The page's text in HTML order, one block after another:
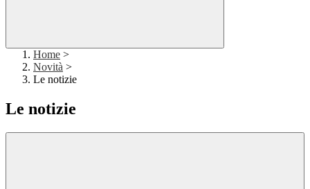
Home >
Novità >
Le notizie
Le notizie